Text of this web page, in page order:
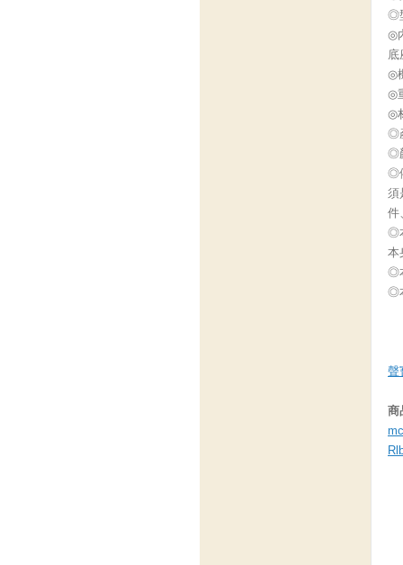
◎
◎
底
◎
◎
◎
◎
◎
◎
須
件
◎
本
◎
◎
聲
商